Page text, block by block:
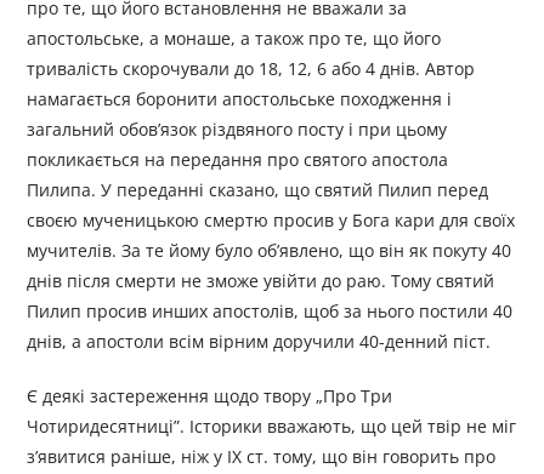
про те, що його встановлення не вважали за
апостольське, а монаше, а також про те, що його
тривалість скорочували до 18, 12, 6 або 4 днів. Автор
намагається боронити апостольське походження і
загальний обов’язок різдвяного посту і при цьому
покликається на передання про святого апостола
Пилипа. У переданні сказано, що святий Пилип перед
своєю мученицькою смертю просив у Бога кари для своїх
мучителів. За те йому було об’явлено, що він як покуту 40
днів після смерти не зможе увійти до раю. Тому святий
Пилип просив инших апостолів, щоб за нього постили 40
днів, а апостоли всім вірним доручили 40-денний піст.
Є деякі застереження щодо твору „Про Три
Чотиридесятниці”. Історики вважають, що цей твір не міг
з’явитися раніше, ніж у IX ст. тому, що він говорить про